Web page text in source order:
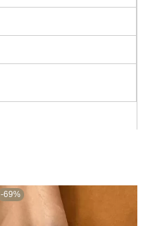
-69%